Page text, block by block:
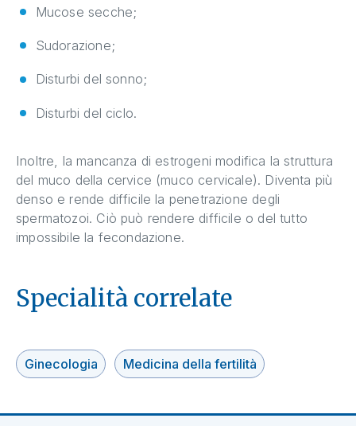
Mucose secche;
Sudorazione;
Disturbi del sonno;
Disturbi del ciclo.
Inoltre, la mancanza di estrogeni modifica la struttura
del muco della cervice (muco cervicale). Diventa più
denso e rende difficile la penetrazione degli
spermatozoi. Ciò può rendere difficile o del tutto
impossibile la fecondazione.
Specialità correlate
Ginecologia Medicina della fertilità